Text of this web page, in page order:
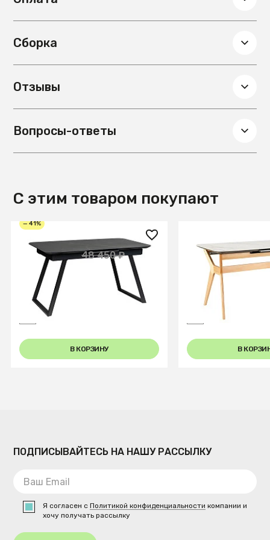
Сборка
Отзывы
Вопросы-ответы
С этим товаром покупают
— 41%
28 550 ₽
48 450 ₽
Стол Пеле раздвиж. 140-180
Керамогранит Темный
Мрамор
В КОРЗИНУ
33 050 ₽
Стол раздвиж.
Ceramic 140-180 Automatic
Natur/Light
В
ПОДПИСЫВАЙТЕСЬ НА НАШУ РАССЫЛКУ
Я согласен сПолитикой конфиденциальности компании и
хочу получать рассылку